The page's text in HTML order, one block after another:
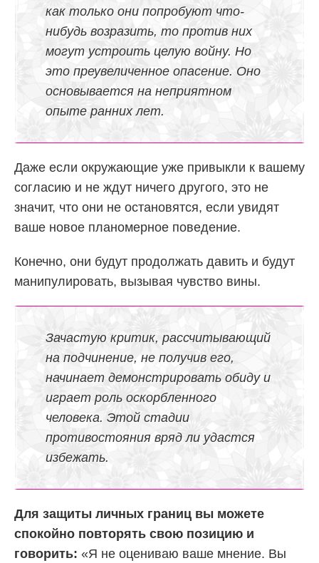
как только они попробуют что-
нибудь возразить, то против них
могут устроить целую войну. Но
это преувеличенное опасение. Оно
основывается на неприятном
опыте ранних лет.
Даже если окружающие уже привыкли к вашему
согласию и не ждут ничего другого, это не
значит, что они не остановятся, если увидят
ваше новое планомерное поведение.
Конечно, они будут продолжать давить и будут
манипулировать, вызывая чувство вины.
Зачастую критик, рассчитывающий
на подчинение, не получив его,
начинает демонстрировать обиду и
играет роль оскорбленного
человека. Этой стадии
противостояния вряд ли удастся
избежать.
Для защиты личных границ вы можете
спокойно повторять свою позицию и
говорить: «Я не оцениваю ваше мнение. Вы